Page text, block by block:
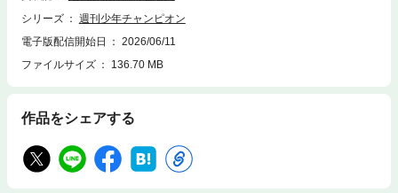
シリーズ
週刊少年チャンピオン
電子版配信開始日
2026/06/11
ファイルサイズ
136.70 MB
作品をシェアする